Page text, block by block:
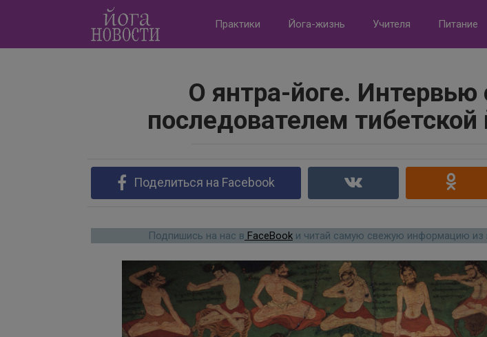
Практики Йога-жизнь Учителя Питание
О янтра-йоге. Интервью
последователем тибетской
Поделиться на Facebook
Подпишись на нас в FaceBook и читай самую свежую информацию из